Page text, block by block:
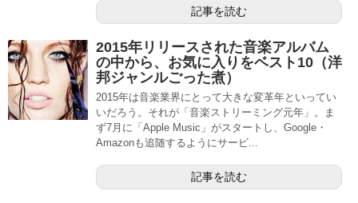
記事を読む
2015年リリースされた音楽アルバム
の中から、お気に入りをベスト10（洋
邦ジャンルごった煮）
2015年は音楽業界にとって大きな変革年といってい
いだろう。それが「音楽ストリーミング元年」。ま
ず7月に「Apple Music」がスタートし、Google・
Amazonも追随するようにサービ...
記事を読む